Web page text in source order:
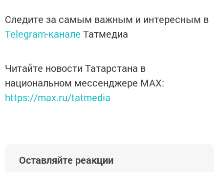
Следите за самым важным и интересным в
Telegram-канале Татмедиа
Читайте новости Татарстана в
национальном мессенджере MАХ:
https://max.ru/tatmedia
Оставляйте реакции